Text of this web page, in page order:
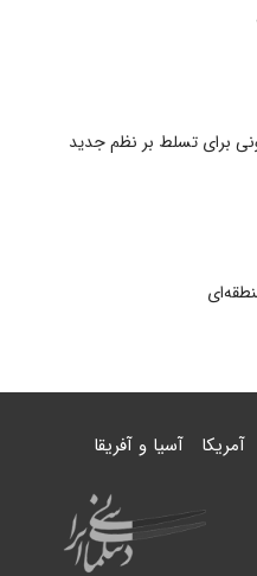
برای تسلط بر نظم جدید
آمریکا آسیا و آفریقا